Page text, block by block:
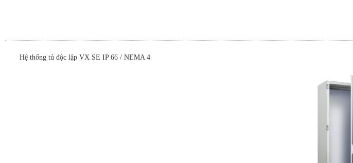
Hệ thống tủ độc lập VX SE IP 66 / NEMA 4